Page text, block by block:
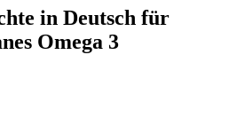
in Deutsch für
Omega 3